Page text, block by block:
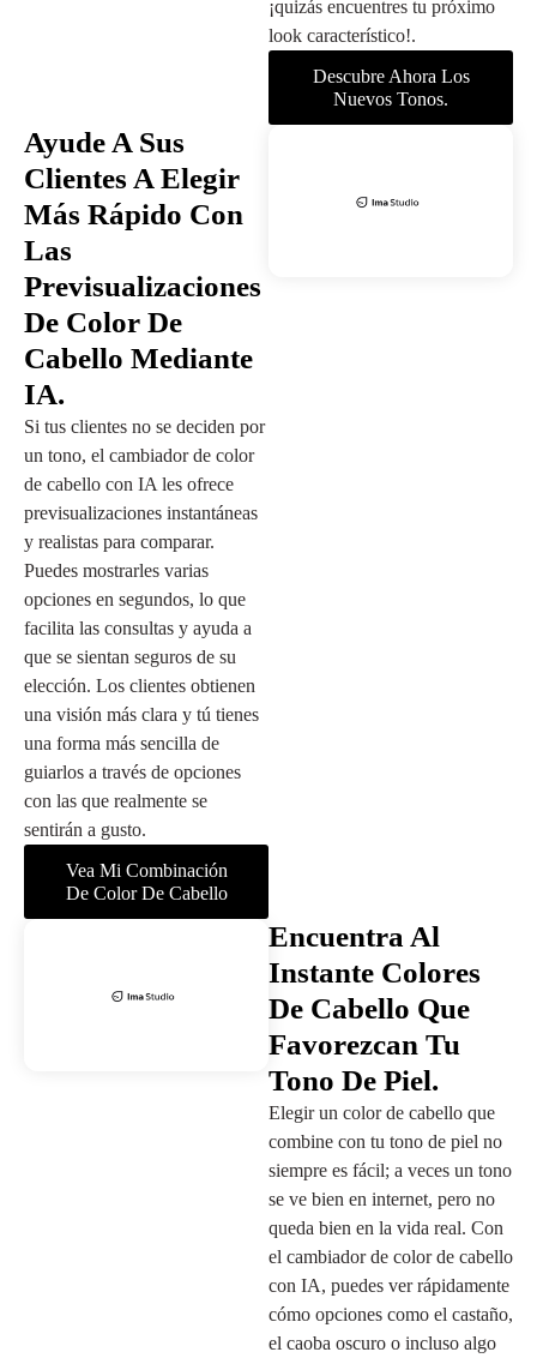
¡quizás encuentres tu próximo
look característico!.
Descubre Ahora Los
Nuevos Tonos.
Ayude A Sus
Clientes A Elegir
Más Rápido Con
Las
Previsualizaciones
De Color De
Cabello Mediante
IA.
Si tus clientes no se deciden por
un tono, el cambiador de color
de cabello con IA les ofrece
previsualizaciones instantáneas
y realistas para comparar.
Puedes mostrarles varias
opciones en segundos, lo que
facilita las consultas y ayuda a
que se sientan seguros de su
elección. Los clientes obtienen
una visión más clara y tú tienes
una forma más sencilla de
guiarlos a través de opciones
con las que realmente se
sentirán a gusto.
Vea Mi Combinación
De Color De Cabello
Encuentra Al
Instante Colores
De Cabello Que
Favorezcan Tu
Tono De Piel.
Elegir un color de cabello que
combine con tu tono de piel no
siempre es fácil; a veces un tono
se ve bien en internet, pero no
queda bien en la vida real. Con
el cambiador de color de cabello
con IA, puedes ver rápidamente
cómo opciones como el castaño,
el caoba oscuro o incluso algo